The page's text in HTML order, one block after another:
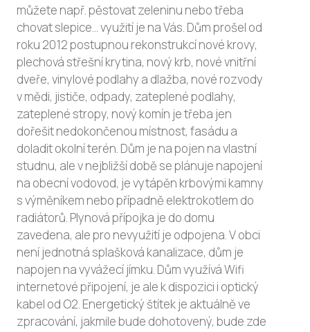
můžete např. pěstovat zeleninu nebo třeba
chovat slepice... využití je na Vás. Dům prošel od
roku 2012 postupnou rekonstrukcí nové krovy,
plechová střešní krytina, nový krb, nové vnitřní
dveře, vinylové podlahy a dlažba, nové rozvody
v mědi, jističe, odpady, zateplené podlahy,
zateplené stropy, nový komín je třeba jen
dořešit nedokončenou místnost, fasádu a
doladit okolní terén. Dům je na pojen na vlastní
studnu, ale v nejbližší době se plánuje napojení
na obecní vodovod, je vytápěn krbovými kamny
s výměníkem nebo případně elektrokotlem do
radiátorů. Plynová přípojka je do domu
zavedena, ale pro nevyužití je odpojena. V obci
není jednotná splašková kanalizace, dům je
napojen na vyvážecí jímku. Dům využívá Wifi
internetové připojení, je ale k dispozici i optický
kabel od O2. Energetický štítek je aktuálně ve
zpracování, jakmile bude dohotovený, bude zde